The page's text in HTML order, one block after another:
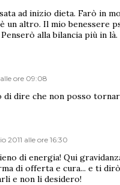
ad inizio dieta. Farò in
un altro. Il mio benessere
alla bilancia più in là.
alle ore 09:08
dire che non posso
2011 alle ore 16:30
di energia! Qui
di offerta e cura... e ti
e non li desidero!